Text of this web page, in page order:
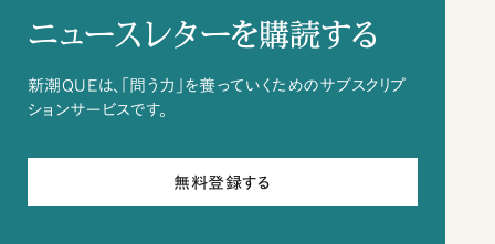
ニュースレターを購読する
新潮QUEは、「問う力」を養っていくためのサブスクリプ
ションサービスです。
無料登録する